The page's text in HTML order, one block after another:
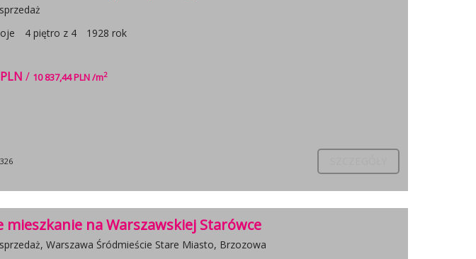
4 piętro z 4 1928 rok
/ 10 837,44 PLN /m2
mieszkanie na Warszawskiej Starówce
Warszawa Śródmieście Stare Miasto, Brzozowa